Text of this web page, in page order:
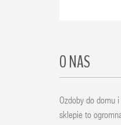
O NAS
Ozdoby do domu
sklepie to